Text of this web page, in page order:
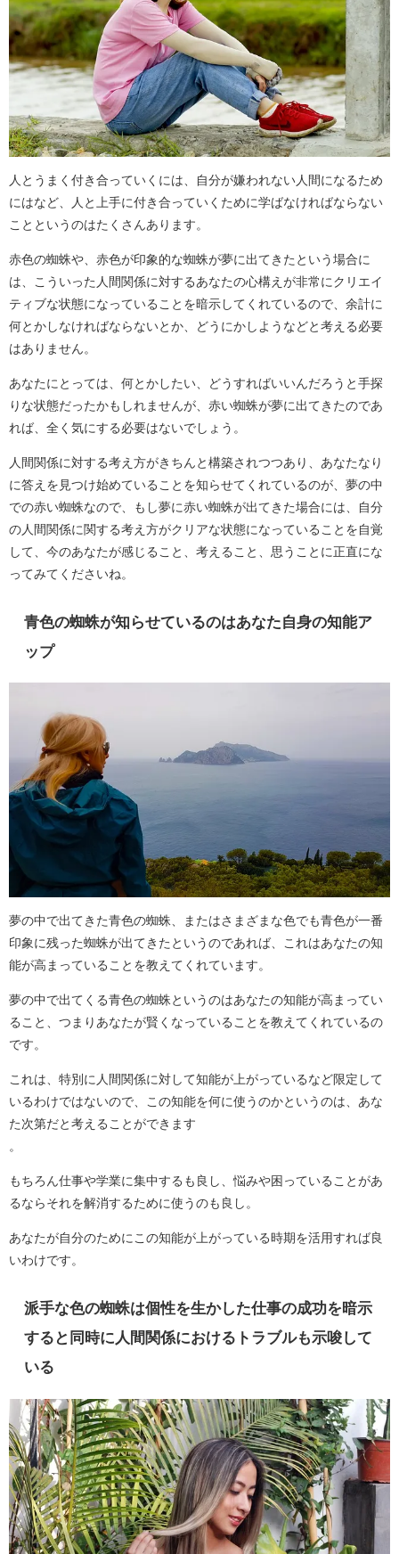
人とうまく付き合っていくには、自分が嫌われない人間になるため
にはなど、人と上手に付き合っていくために学ばなければならない
ことというのはたくさんあります。
赤色の蜘蛛や、赤色が印象的な蜘蛛が夢に出てきたという場合に
は、こういった人間関係に対するあなたの心構えが非常にクリエイ
ティブな状態になっていることを暗示してくれているので、余計に
何とかしなければならないとか、どうにかしようなどと考える必要
はありません。
あなたにとっては、何とかしたい、どうすればいいんだろうと手探
りな状態だったかもしれませんが、赤い蜘蛛が夢に出てきたのであ
れば、全く気にする必要はないでしょう。
人間関係に対する考え方がきちんと構築されつつあり、あなたなり
に答えを見つけ始めていることを知らせてくれているのが、夢の中
での赤い蜘蛛なので、もし夢に赤い蜘蛛が出てきた場合には、自分
の人間関係に関する考え方がクリアな状態になっていることを自覚
して、今のあなたが感じること、考えること、思うことに正直にな
ってみてくださいね。
青色の蜘蛛が知らせているのはあなた自身の知能ア
ップ
夢の中で出てきた青色の蜘蛛、またはさまざまな色でも青色が一番
印象に残った蜘蛛が出てきたというのであれば、これはあなたの知
能が高まっていることを教えてくれています。
夢の中で出てくる青色の蜘蛛というのはあなたの知能が高まってい
ること、つまりあなたが賢くなっていることを教えてくれているの
です。
これは、特別に人間関係に対して知能が上がっているなど限定して
いるわけではないので、この知能を何に使うのかというのは、あな
た次第だと考えることができます
。
もちろん仕事や学業に集中するも良し、悩みや困っていることがあ
るならそれを解消するために使うのも良し。
あなたが自分のためにこの知能が上がっている時期を活用すれば良
いわけです。
派手な色の蜘蛛は個性を生かした仕事の成功を暗示
すると同時に人間関係におけるトラブルも示唆して
いる